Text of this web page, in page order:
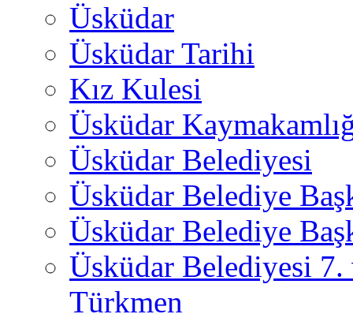
Üsküdar
Üsküdar Tarihi
Kız Kulesi
Üsküdar
Üsküdar Belediyesi
Üsküdar Belediye
Üsküdar Belediye
Üsküdar Belediyesi
Türkmen